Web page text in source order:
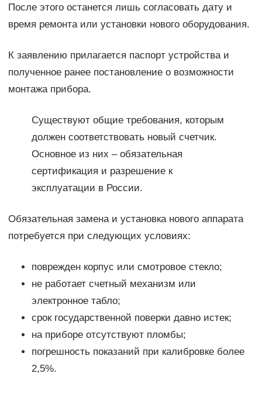
После этого останется лишь согласовать дату и
время ремонта или установки нового оборудования.
К заявлению прилагается паспорт устройства и
полученное ранее постановление о возможности
монтажа прибора.
Существуют общие требования, которым
должен соответствовать новый счетчик.
Основное из них – обязательная
сертификация и разрешение к
эксплуатации в России.
Обязательная замена и установка нового аппарата
потребуется при следующих условиях:
поврежден корпус или смотровое стекло;
не работает счетный механизм или
электронное табло;
срок государственной поверки давно истек;
на приборе отсутствуют пломбы;
погрешность показаний при калибровке более
2,5%.